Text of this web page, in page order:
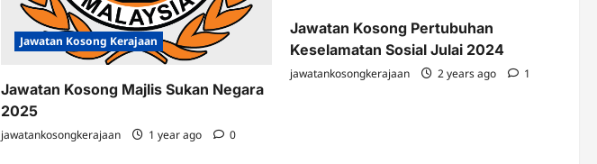
Jawatan Kosong Kerajaan
Jawatan Kosong Majlis Sukan Negara
2025
jawatankosongkerajaan 1 year ago 0
Jawatan Kosong Pertubuhan
Keselamatan Sosial Julai 2024
jawatankosongkerajaan 2 years ago 1